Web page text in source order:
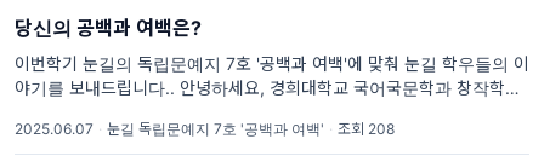
당신의 공백과 여백은?
이번학기 눈길의 독립문예지 7호 '공백과 여백'에 맞춰 눈길 학우들의 이
야기를 보내드립니다.. 안녕하세요, 경희대학교 국어국문학과 창작학회
들을 출판으로 아름답게 피워내기를 바라며 매학기 독립문예지를
2025.06.07 · 눈길 독립문예지 7호 '공백과 여백' · 조회 208